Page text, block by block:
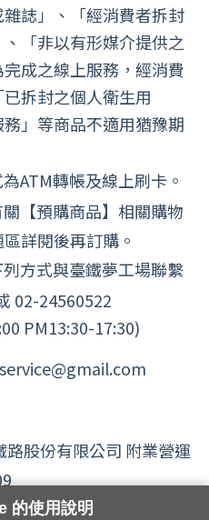
誌」、「經消費者拆封
「非以有形媒介提供之
成之線上服務，經消費
拆封之個人衛生用
」等商品不適用猶豫期
ATM轉帳及線上刷卡。
【預購商品】相關購物
詳閱後再訂購。
方式與臺鐵夢工場聯繫
02-24560522
PM13:30-17:30)
股份有限公司 附業營運
的使用說明